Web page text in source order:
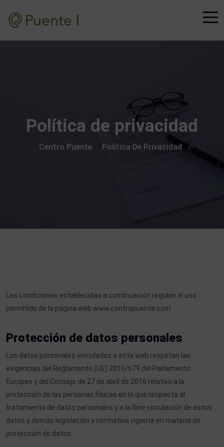
Política de privacidad
Centro Puente Política De Privacidad
Las condiciones establecidas a continuación regulan el uso
permitido de la página web www.centropuente.com
Protección de datos personales
Los datos personales vinculados a esta web respetan las
exigencias del Reglamento (UE) 2016/679 del Parlamento
Europeo y del Consejo de 27 de abril de 2016 relativo a la
protección de las personas físicas en lo que respecta al
tratamiento de datos personales y a la libre circulación de estos
datos y demás legislación y normativa vigente en materia de
protección de datos.